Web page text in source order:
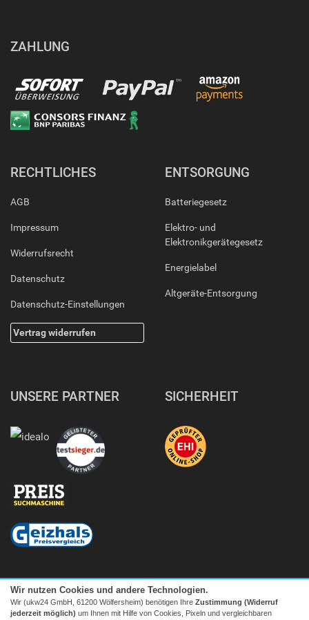
ZAHLUNG
RECHTLICHES
AGB
Impressum
Widerrufsrecht
Datenschutz
Datenschutz-Einstellungen
Vertrag widerrufen
ENTSORGUNG
Batteriegesetz
Elektro- und
Elektronikgerätegesetz
Energielabel
Altgeräte-Entsorgung
UNSERE PARTNER SICHERHEIT
Wir nutzen Cookies und andere Technologien.
Wir (ukw24 GmbH, 61200 Wölfersheim) benötigen Ihre Zustimmung (Widerruf
jederzeit möglich) um Ihnen mit Hilfe von Cookies, Pixeln und vergleichbaren